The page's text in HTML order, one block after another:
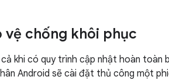
vệ chống khôi phục
cả khi có quy trình cập nhật hoàn toàn
Android sẽ cài đặt thủ công một